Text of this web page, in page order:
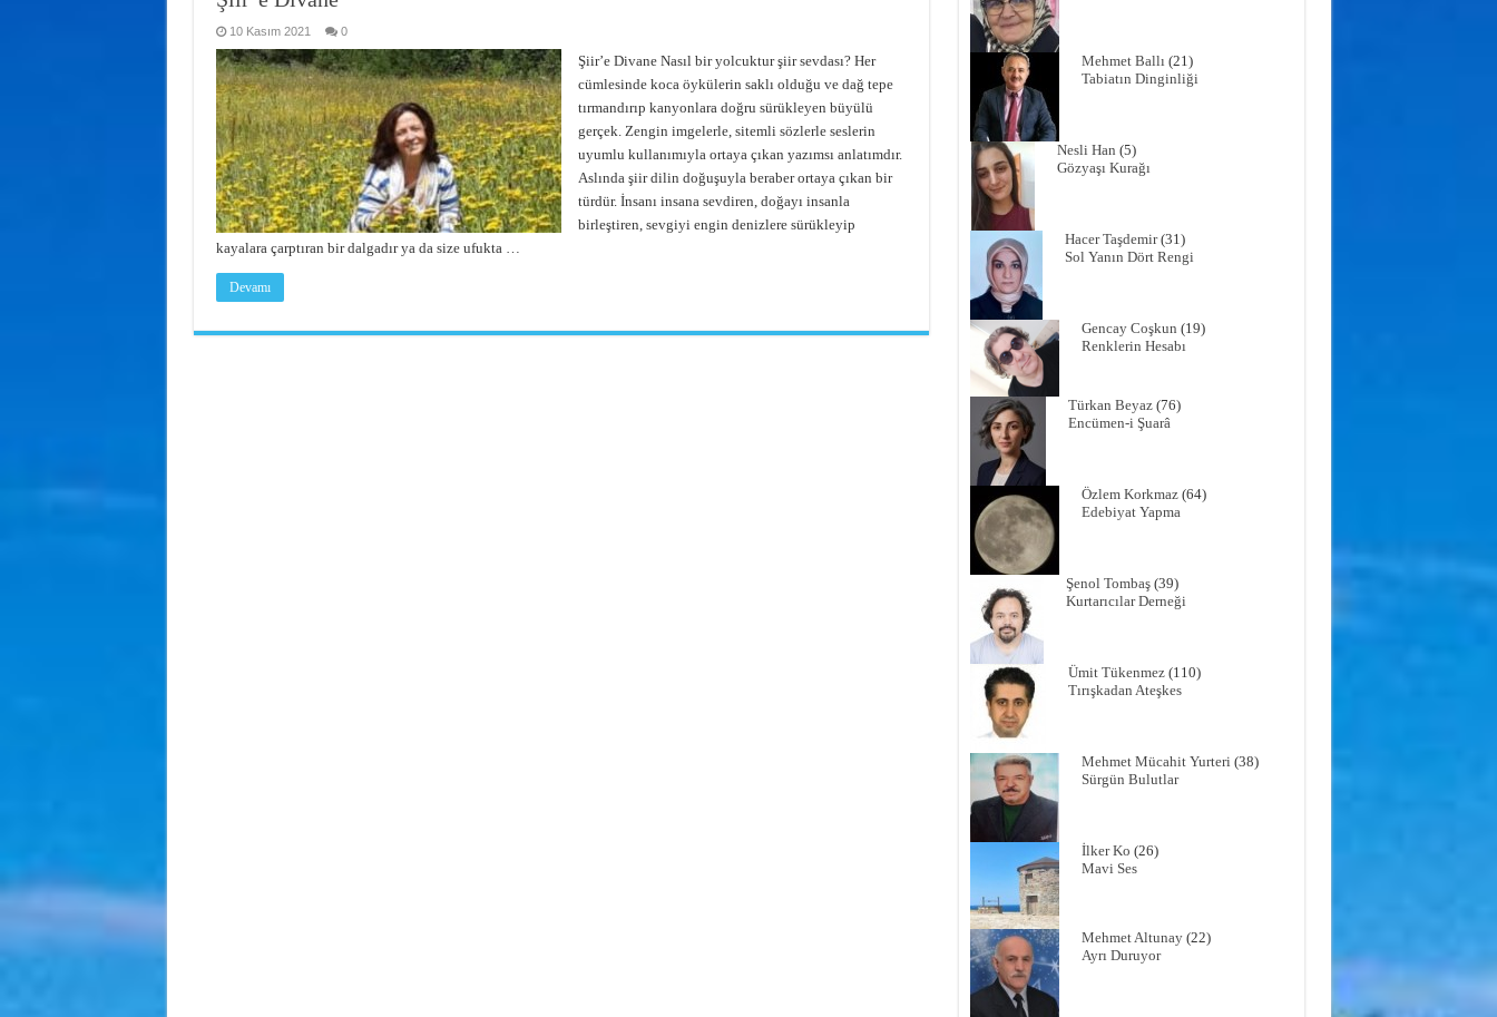
10 Kasım 2021 0
Şiir’e Divane Nasıl bir yolcuktur şiir sevdası? Her
cümlesinde koca öykülerin saklı olduğu ve dağ tepe
tırmandırıp kanyonlara doğru sürükleyen büyülü
gerçek. Zengin imgelerle, sitemli sözlerle seslerin
uyumlu kullanımıyla ortaya çıkan yazımsı anlatımdır.
Aslında şiir dilin doğuşuyla beraber ortaya çıkan bir
türdür. İnsanı insana sevdiren, doğayı insanla
birleştiren, sevgiyi engin denizlere sürükleyip
kayalara çarptıran bir dalgadır ya da size ufukta …
Devamı
Mehmet Ballı(21)
Tabiatın Dinginliği
Nesli Han (5)
Gözyaşı Kurağı
Hacer Taşdemir(31)
Sol Yanın Dört Rengi
Gencay Coşkun (19)
Renklerin Hesabı
Türkan Beyaz(76)
Encümen-i Şuarâ
Özlem Korkmaz(64)
Edebiyat Yapma
Şenol Tombaş(39)
Kurtarıcılar Derneği
Ümit Tükenmez(110)
Tırışkadan Ateşkes
Mehmet Mücahit Yurteri(38)
Sürgün Bulutlar
İlker Ko (26)
Mavi Ses
Mehmet Altunay(22)
Ayrı Duruyor